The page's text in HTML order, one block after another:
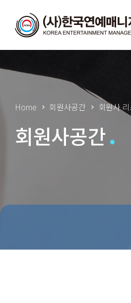
Home 회원사공간 회원사
회원사공간